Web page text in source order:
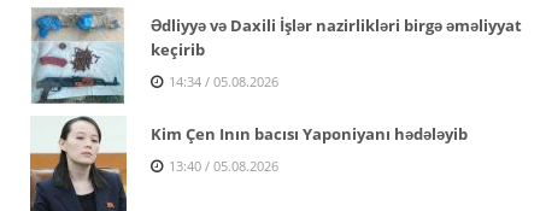
Ədliyyə və Daxili İşlər nazirlikləri birgə əməliyyat
keçirib
14:34 / 05.08.2026
Kim Çen Inın bacısı Yaponiyanı hədələyib
13:40 / 05.08.2026